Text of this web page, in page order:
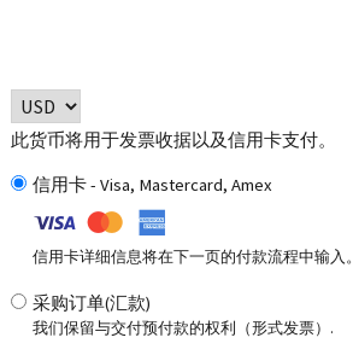
此货币将用于发票收据以及信用卡支付。
信用卡 - Visa, Mastercard, Amex
信用卡详细信息将在下一页的付款流程中输入。
采购订单(汇款)
我们保留与交付预付款的权利（形式发票）.